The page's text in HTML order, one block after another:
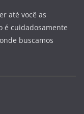
até você as
é cuidadosamente
buscamos